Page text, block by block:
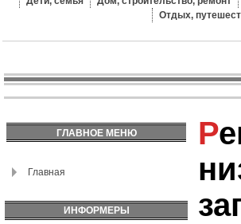
Отдых,
ГЛАВНОЕ МЕНЮ
Главная
ИНФОРМЕРЫ
Рецепты